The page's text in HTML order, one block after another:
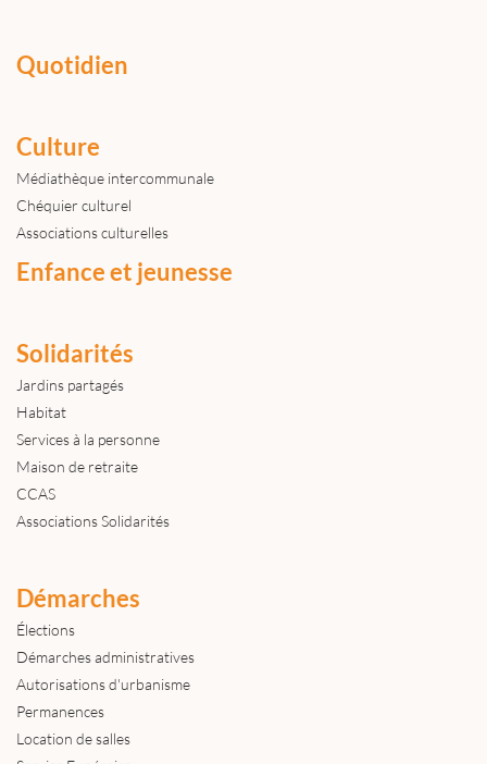
Quotidien
Culture
Médiathèque intercommunale
Chéquier culturel
Associations culturelles
Enfance et jeunesse
Solidarités
Jardins partagés
Habitat
Services à la personne
Maison de retraite
CCAS
Associations Solidarités
Démarches
Élections
Démarches administratives
Autorisations d'urbanisme
Permanences
Location de salles